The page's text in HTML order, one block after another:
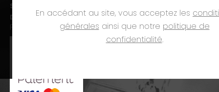
En accédant au site, vous acceptez les
générales ainsi que notre politique de
confidentialité.
Sam. :
Dim. et jours fériés :fermé
PAIEMENTS